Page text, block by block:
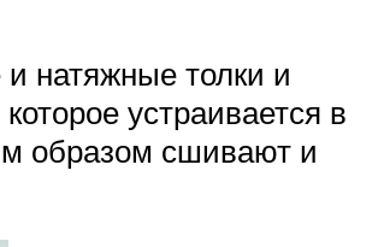
натяжные толки и
устраивается в
образом сшивают и